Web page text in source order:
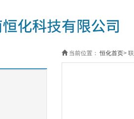
当前位置：恒化首页>